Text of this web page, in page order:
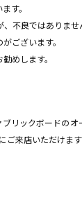
す。
不良ではありませ
ございます。
めします。
リックボードのオ
来店いただけます